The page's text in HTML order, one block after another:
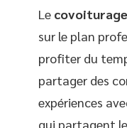
Le covoiturage
sur le plan
profiter du
partager des
expériences
qui partagent